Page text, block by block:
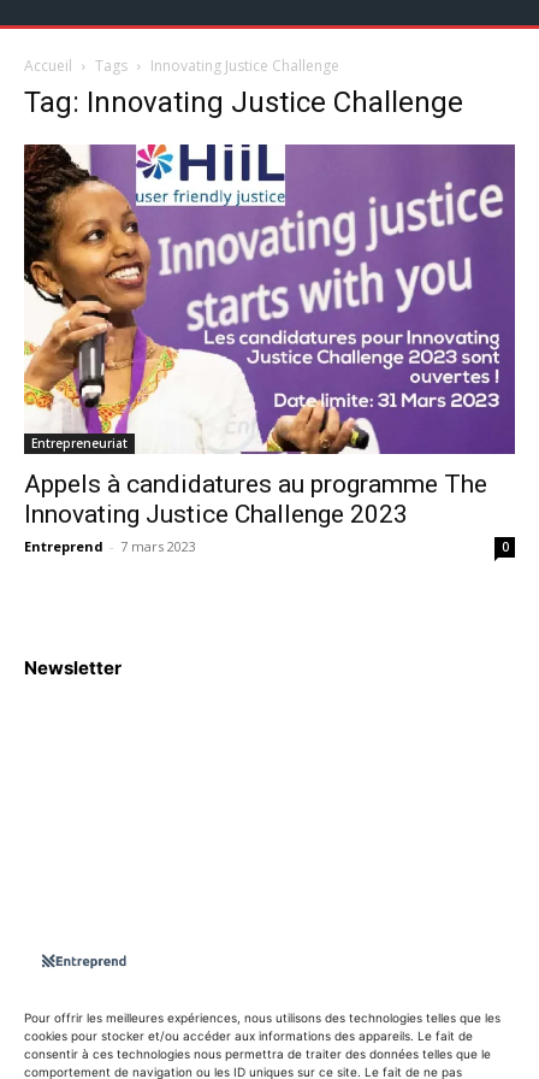
Pour offrir les meilleures expériences, nous utilisons des technologies telles que les
cookies pour stocker et/ou accéder aux informations des appareils. Le fait de
consentir à ces technologies nous permettra de traiter des données telles que le
comportement de navigation ou les ID uniques sur ce site. Le fait de ne pas
Accueil Tags Innovating Justice Challenge
Tag: Innovating Justice Challenge
Entrepreneuriat
Appels à candidatures au programme The
Innovating Justice Challenge 2023
Entreprend - 7 mars 2023 0
info@entreprend.net
Newsletter